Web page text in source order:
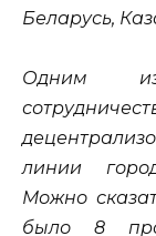
Беларусь,
Одним
линии
Можно
было 8